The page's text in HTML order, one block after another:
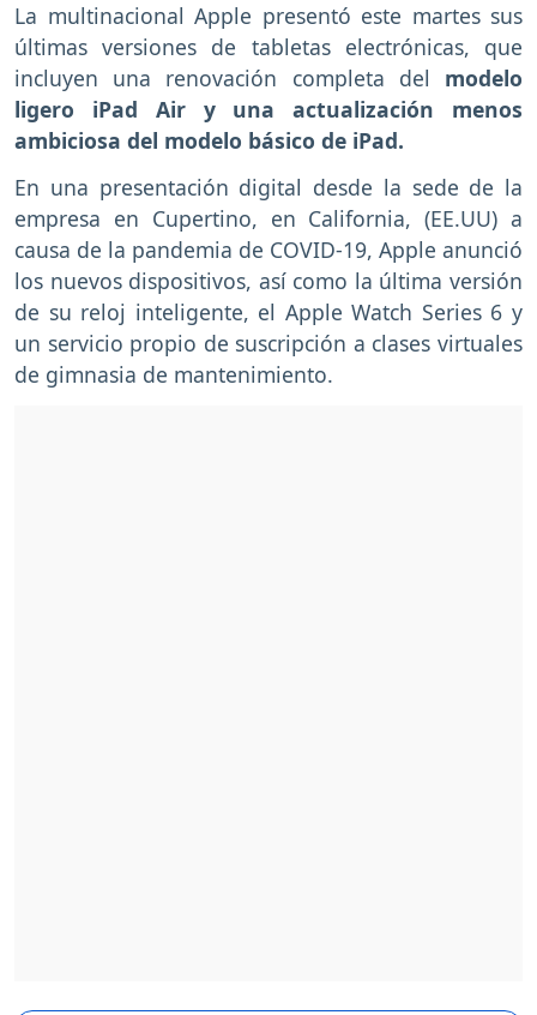
La multinacional Apple presentó este martes sus
últimas versiones de tabletas electrónicas, que
incluyen una renovación completa del modelo
ligero iPad Air y una actualización menos
ambiciosa del modelo básico de iPad.
En una presentación digital desde la sede de la
empresa en Cupertino, en California, (EE.UU) a
causa de la pandemia de COVID-19, Apple anunció
los nuevos dispositivos, así como la última versión
de su reloj inteligente, el Apple Watch Series 6 y
un servicio propio de suscripción a clases virtuales
de gimnasia de mantenimiento.